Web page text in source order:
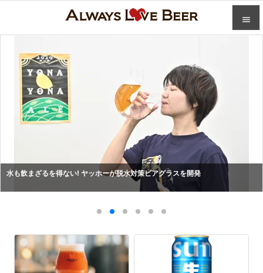

水も飲まざるを得ない! ヤッホーが脱水対策ビアグラスを開発